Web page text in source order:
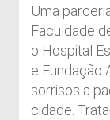
Uma
Faculdade
o Hospital
e Fundação
sorrisos a
cidade.